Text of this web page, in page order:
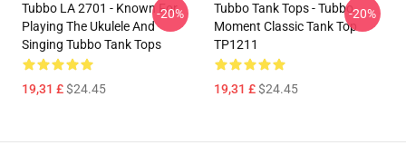
Tubbo LA 2701 - Known For
Playing The Ukulele And
Singing Tubbo Tank Tops
19,31 £$24.45
-20%
Tubbo Tank Tops - Tubbo
Moment Classic Tank Top
TP1211
19,31 £$24.45
-20%